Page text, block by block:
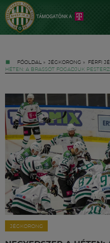
FŐOLDAL » JÉGKORONG » FÉRFI
HÉTEN: A BRASSÓT FOGADJUK
JÉGKORONG
Jegyek
FM YouTube +
Hírek
Labdarúgás